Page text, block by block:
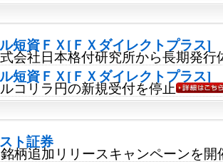
短資ＦＸ[ＦＸダイレクトプラス]
会社日本格付研究所から長期発行
短資ＦＸ[ＦＸダイレクトプラス]
コリラ円の新規受付を停止
ト証券
柄追加リリースキャンペーンを開